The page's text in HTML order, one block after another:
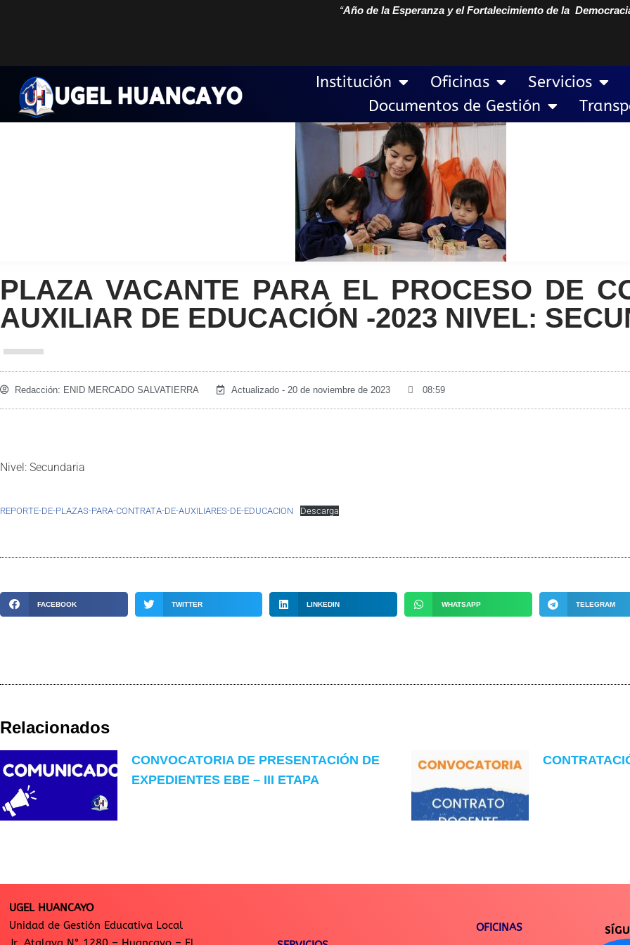
contenido
“Año de la Esperanza y el Fortalecimiento de la
Institución Oficinas Servicios
Documentos de Gestión
PLAZA VACANTE PARA EL PROCESO DE
AUXILIAR DE EDUCACIÓN -2023 NIVEL:
Redacción: ENID MERCADO SALVATIERRA Actualizado - 20 de noviembre de 2023 08:59
Nivel: Secundaria
REPORTE-DE-PLAZAS-PARA-CONTRATA-DE-AUXILIARES-DE-EDUCACION Descarga
FACEBOOK TWITTER LINKEDIN WHATSAPP TELEGRAM
Relacionados
CONVOCATORIA DE PRESENTACIÓN DE
EXPEDIENTES EBE – III ETAPA
UGEL HUANCAYO
Unidad de Gestión Educativa Local
OFICINAS